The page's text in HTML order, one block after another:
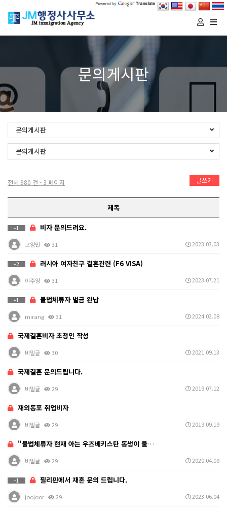
문의게시판
문의게시판
문의게시판
전체 980 건 - 3 페이지 글쓰기
제목
+1 비자 문의드려요.
고영민 31 2023.03.03
+2 러시아 여자친구 결혼관련 (F6 VISA)
이주영 31 2023.07.21
+1 불법체류자 벌금 완납
mirang 31 2024.02.08
국제결혼비자 초청인 작성
비밀글 30 2021.09.13
국제결혼 문의드립니다.
비밀글 29 2019.07.12
재외동포 취업비자
비밀글 29 2019.09.19
"불법체류자 현재 아는 우즈베키스탄 동생이 불법체류자…
비밀글 29 2020.04.09
+1 필리핀에서 재혼 문의 드립니다.
joojoor 29 2023.06.04